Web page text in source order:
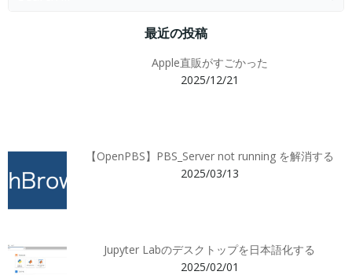
最近の投稿
Apple直販がすごかった
2025/12/21
【OpenPBS】PBS_Server not running を解消する
2025/03/13
Jupyter Labのデスクトップを日本語化する
2025/02/01